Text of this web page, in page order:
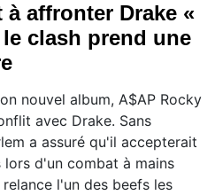
à affronter Drake «
clash prend une
nouvel album, A$AP Rocky
avec Drake. Sans
a assuré qu'il accepterait
d'un combat à mains
l'un des beefs les